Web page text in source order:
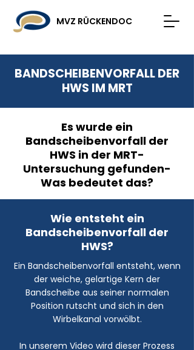
MVZ RÜCKENDOC
BANDSCHEIBENVORFALL DER
HWS IM MRT
Es wurde ein
Bandscheibenvorfall der
HWS in der MRT-
Untersuchung gefunden-
Was bedeutet das?
Wie entsteht ein
Bandscheibenvorfall der
HWS?
Ein Bandscheibenvorfall entsteht, wenn
der weiche, gelartige Kern der
Bandscheibe aus seiner normalen
Position rutscht und sich in den
Wirbelkanal vorwölbt.
In unserem Video wird dieser Prozess